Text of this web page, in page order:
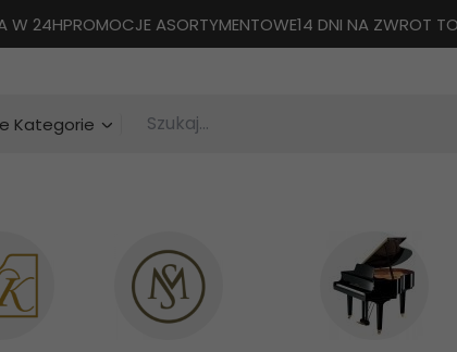
W 24HPROMOCJE ASORTYMENTOWE14 DNI NA ZWROT
categories_searcher
Kategorie Szukaj...